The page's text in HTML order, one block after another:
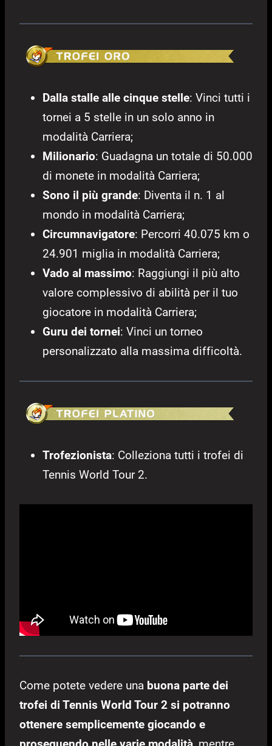
Dalla stalle alle cinque stelle: Vinci tutti i
tornei a 5 stelle in un solo anno in
modalità Carriera;
Milionario: Guadagna un totale di 50.000
di monete in modalità Carriera;
Sono il più grande: Diventa il n. 1 al
mondo in modalità Carriera;
Circumnavigatore: Percorri 40.075 km o
24.901 miglia in modalità Carriera;
Vado al massimo: Raggiungi il più alto
valore complessivo di abilità per il tuo
giocatore in modalità Carriera;
Guru dei tornei: Vinci un torneo
personalizzato alla massima difficoltà.
Trofezionista: Colleziona tutti i trofei di
Tennis World Tour 2.
Come potete vedere una buona parte dei
trofei di Tennis World Tour 2 si potranno
ottenere semplicemente giocando e